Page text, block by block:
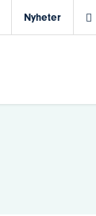
Nyheter